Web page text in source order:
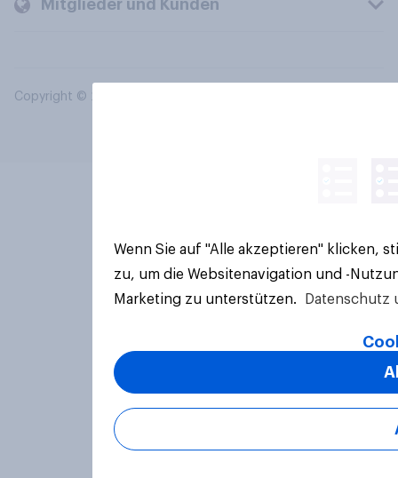
Mitglieder und Kunden
Copyright © 2026 YouGov PLC. Alle Rechte vorbehalten.
Wenn Sie auf "Alle akzeptieren" klicken,
zu, um die Websitenavigation und -
Marketing zu unterstützen.
Datenschutz